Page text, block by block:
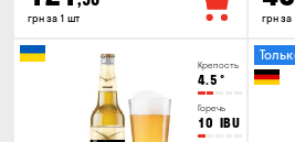
грн за 1 шт грн за
Крепость
4.5 °
Горечь
10 IBU